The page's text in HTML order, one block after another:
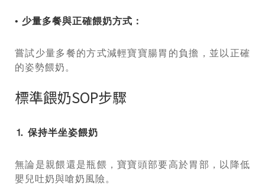
• 少量多餐與正確餵奶方式：
嘗試少量多餐的方式減輕寶寶腸胃的負擔，並以正確
的姿勢餵奶。
標準餵奶SOP步驟
⒈ 保持半坐姿餵奶
無論是親餵還是瓶餵，寶寶頭部要高於胃部，以降低
嬰兒吐奶與嗆奶風險。